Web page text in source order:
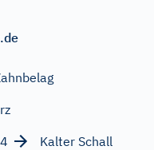
Kalter Schall